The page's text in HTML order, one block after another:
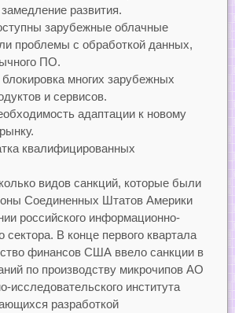
развития.
зарубежные облачные
проблемы с обработкой данных,
ПО.
многих зарубежных
и сервисов.
адаптации к новому
квалифицированных
видов санкций, которые были
Соединенных Штатов Америки
российского информационно-
сектора. В конце первого квартала
финансов США ввело санкции в
по производству микрочипов АО
исследовательского института
разработкой